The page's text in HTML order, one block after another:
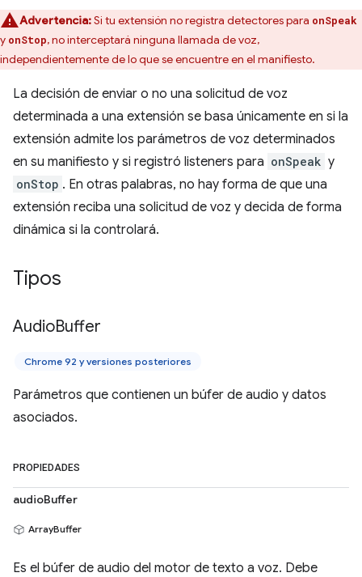
Advertencia:Si tu extensión no registra detectores para onSpeak
y onStop, no interceptará ninguna llamada de voz,
independientemente de lo que se encuentre en el manifiesto.
La decisión de enviar o no una solicitud de voz
determinada a una extensión se basa únicamente en si la
extensión admite los parámetros de voz determinados
en su manifiesto y si registró listeners para onSpeak y
onStop . En otras palabras, no hay forma de que una
extensión reciba una solicitud de voz y decida de forma
dinámica si la controlará.
Tipos
AudioBuffer
Chrome 92 y versiones posteriores
Parámetros que contienen un búfer de audio y datos
asociados.
PROPIEDADES
audioBuffer
ArrayBuffer
Es el búfer de audio del motor de texto a voz. Debe